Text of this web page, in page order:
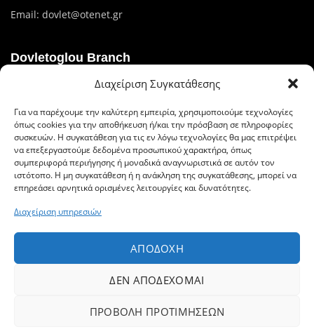
Διαχείριση Συγκατάθεσης
Για να παρέχουμε την καλύτερη εμπειρία, χρησιμοποιούμε τεχνολογίες
όπως cookies για την αποθήκευση ή/και την πρόσβαση σε πληροφορίες
συσκευών. Η συγκατάθεση για τις εν λόγω τεχνολογίες θα μας επιτρέψει
να επεξεργαστούμε δεδομένα προσωπικού χαρακτήρα, όπως
συμπεριφορά περιήγησης ή μοναδικά αναγνωριστικά σε αυτόν τον
ιστότοπο. Η μη συγκατάθεση ή η ανάκληση της συγκατάθεσης, μπορεί να
επηρεάσει αρνητικά ορισμένες λειτουργίες και δυνατότητες.
Διαχείριση υπηρεσιών
ΑΠΟΔΟΧΉ
ΔΕΝ ΑΠΟΔΈΧΟΜΑΙ
ΠΡΟΒΟΛΉ ΠΡΟΤΙΜΉΣΕΩΝ
Email: dovlet@otenet.gr
Dovletoglou Branch
Διεύθυνση: Πίνδου 17, 59132,Βέροια
Τηλ.: 23310 60376
Fax: 23310 93422
Email: dovlet@otenet.gr
© 2019 Δοβλέτογλου, All Rights Reserved | Powered by